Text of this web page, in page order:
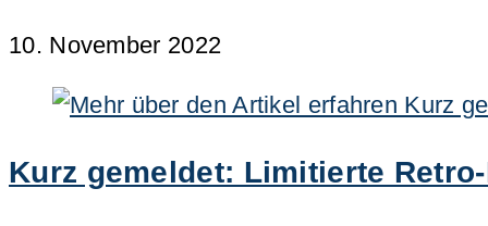
10. November 2022
Kurz gemeldet: Limitierte